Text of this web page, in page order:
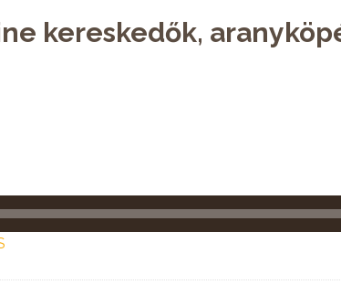
kereskedők,